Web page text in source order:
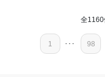
目的の達成度
中学3年
料金設定と指導の質が
で、幅広いコースがあ
出来るので良いと思い
全
1 ･･･ 98